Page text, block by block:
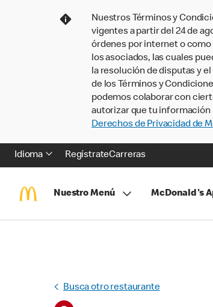
Nuestros Términos y
vigentes a partir del 24 de
órdenes por internet o como
los asociados, las cuales
la resolución de disputas y
de los Términos y
podemos colaborar con
autorizar que tu información
Derechos de Privacidad de
Idioma RegístrateCarreras
Nuestro Menú McDonald's
Busca otro restaurante